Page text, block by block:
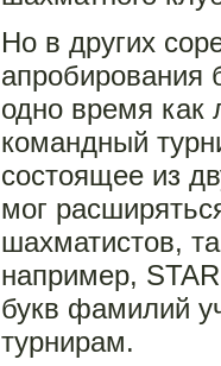
Но в других
апробирования
одно время как
командный
состоящее из
мог
шахматистов,
например,
букв фамилий
турнирам.